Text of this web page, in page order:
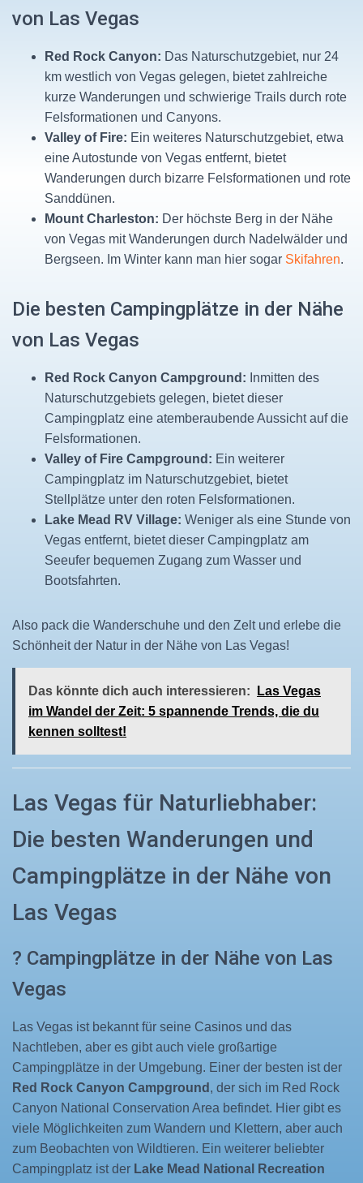
von Las Vegas
Red Rock Canyon: Das Naturschutzgebiet, nur 24
km westlich von Vegas gelegen, bietet zahlreiche
kurze Wanderungen und schwierige Trails durch rote
Felsformationen und Canyons.
Valley of Fire: Ein weiteres Naturschutzgebiet, etwa
eine Autostunde von Vegas entfernt, bietet
Wanderungen durch bizarre Felsformationen und rote
Sanddünen.
Mount Charleston: Der höchste Berg in der Nähe
von Vegas mit Wanderungen durch Nadelwälder und
Bergseen. Im Winter kann man hier sogar Skifahren.
Die besten Campingplätze in der Nähe
von Las Vegas
Red Rock Canyon Campground: Inmitten des
Naturschutzgebiets gelegen, bietet dieser
Campingplatz eine atemberaubende Aussicht auf die
Felsformationen.
Valley of Fire Campground: Ein weiterer
Campingplatz im Naturschutzgebiet, bietet
Stellplätze unter den roten Felsformationen.
Lake Mead RV Village: Weniger als eine Stunde von
Vegas entfernt, bietet dieser Campingplatz am
Seeufer bequemen Zugang zum Wasser und
Bootsfahrten.
Also pack die Wanderschuhe und den Zelt und erlebe die
Schönheit der Natur in der Nähe von Las Vegas!
Das könnte dich auch interessieren:
Las Vegas
im Wandel der Zeit: 5 spannende Trends, die du
kennen solltest!
Las Vegas für Naturliebhaber:
Die besten Wanderungen und
Campingplätze in der Nähe von
Las Vegas
?️ Campingplätze in der Nähe von Las
Vegas
Las Vegas ist bekannt für seine Casinos und das
Nachtleben, aber es gibt auch viele großartige
Campingplätze in der Umgebung. Einer der besten ist der
Red Rock Canyon Campground , der sich im Red Rock
Canyon National Conservation Area befindet. Hier gibt es
viele Möglichkeiten zum Wandern und Klettern, aber auch
zum Beobachten von Wildtieren. Ein weiterer beliebter
Campingplatz ist der Lake Mead National Recreation